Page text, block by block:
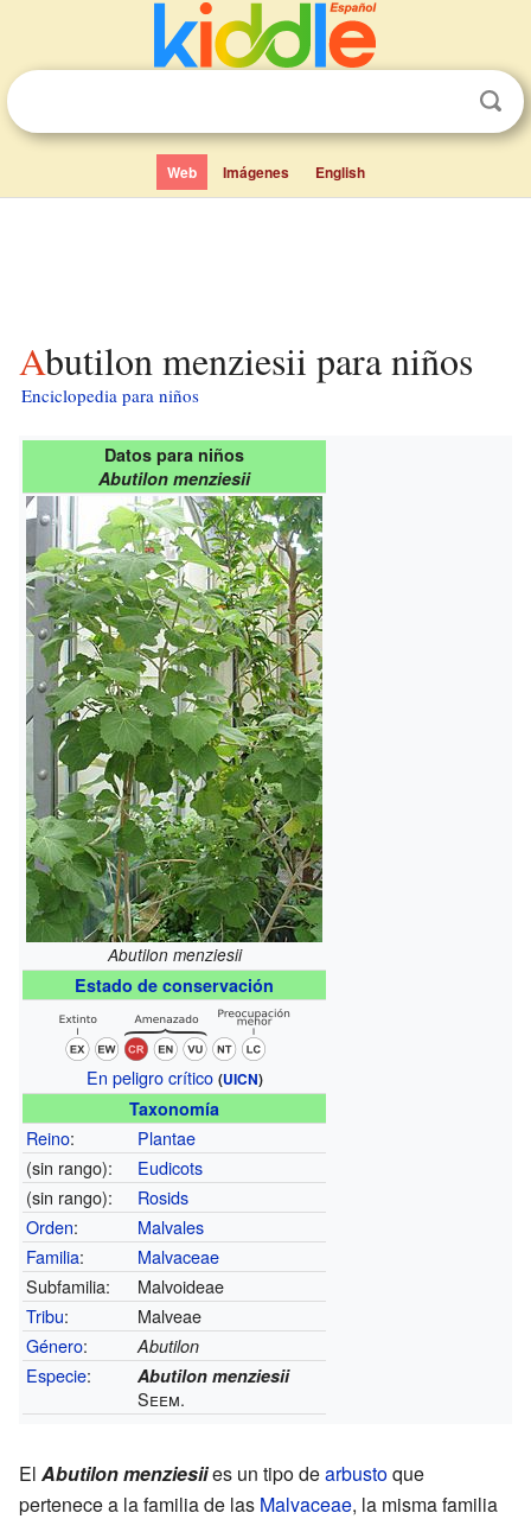
Web Imágenes English
Abutilon menziesii para niños
Enciclopedia para niños
Datos para niños
Abutilon menziesii
Abutilon menziesii
Estado de conservación
En peligro crítico (UICN)
Taxonomía
Reino:
Plantae
(sin rango):
Eudicots
(sin rango):
Rosids
Orden:
Malvales
Familia:
Malvaceae
Subfamilia:
Malvoideae
Tribu:
Malveae
Género: Abutilon
Especie: Abutilon menziesii
Seem.
El Abutilon menziesiies un tipo dearbustoque
pertenece a la familia de las Malvaceae, la misma familia